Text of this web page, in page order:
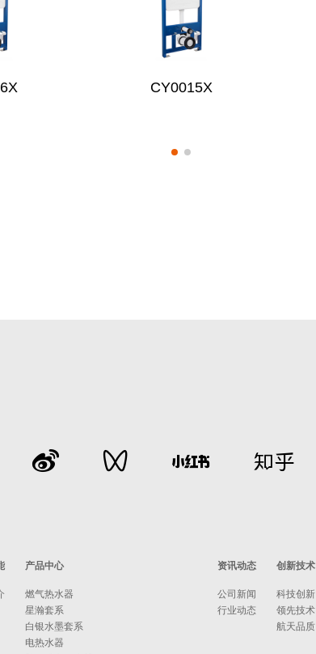
CY0015X
产品中心
燃气热水器
星瀚套系
白银水墨套系
电热水器
资讯动态
公司新闻
行业动态
创新技术
科技创新
领先技术
航天品质